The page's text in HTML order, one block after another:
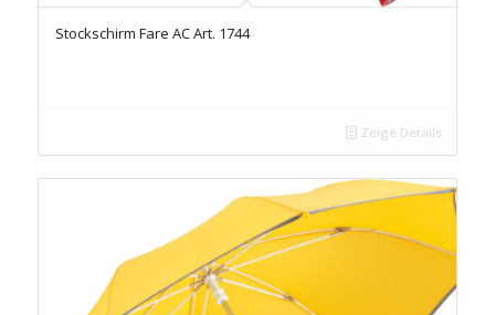
Stockschirm Fare AC Art. 1744
Zeige Details